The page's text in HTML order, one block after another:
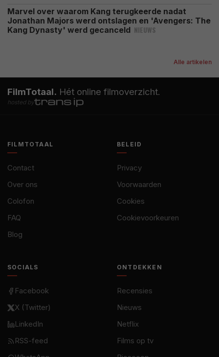
Marvel over waarom Kang terugkeerde nadat
Jonathan Majors werd ontslagen en 'Avengers: The
Kang Dynasty' werd gecanceld NIEUWS
Alle artikelen
FilmTotaal. Hét online filmoverzicht.
hosted by
FILMTOTAAL
Contact
Over ons
Colofon
FAQ
Blog
BELEID
Privacy
Voorwaarden
Cookies
Cookievoorkeuren
SOCIALS
Facebook
X (Twitter)
LinkedIn
RSS-feed
ONTDEKKEN
Recensies
Nieuws
Netflix
Films op tv